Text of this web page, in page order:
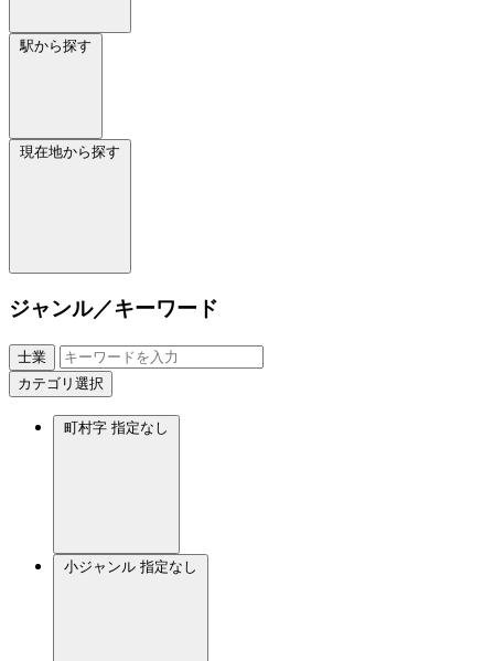
駅から探す
現在地から探す
ジャンル／キーワード
士業
カテゴリ選択
町村字 指定なし
小ジャンル 指定なし